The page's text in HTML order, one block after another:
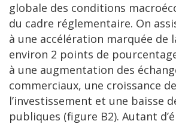
globale des conditions
du cadre réglementaire. On
à une accélération marquée de
environ 2 points de
à une augmentation des
commerciaux, une croissance de
l’investissement et une baisse
publiques (figure B2). Autant